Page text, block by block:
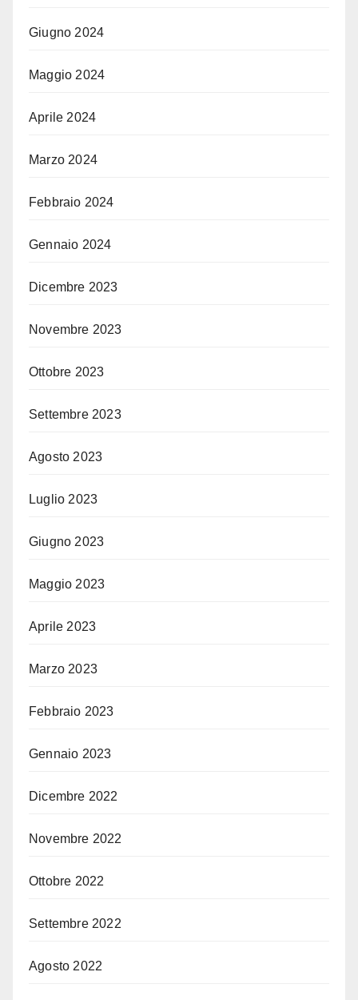
Giugno 2024
Maggio 2024
Aprile 2024
Marzo 2024
Febbraio 2024
Gennaio 2024
Dicembre 2023
Novembre 2023
Ottobre 2023
Settembre 2023
Agosto 2023
Luglio 2023
Giugno 2023
Maggio 2023
Aprile 2023
Marzo 2023
Febbraio 2023
Gennaio 2023
Dicembre 2022
Novembre 2022
Ottobre 2022
Settembre 2022
Agosto 2022